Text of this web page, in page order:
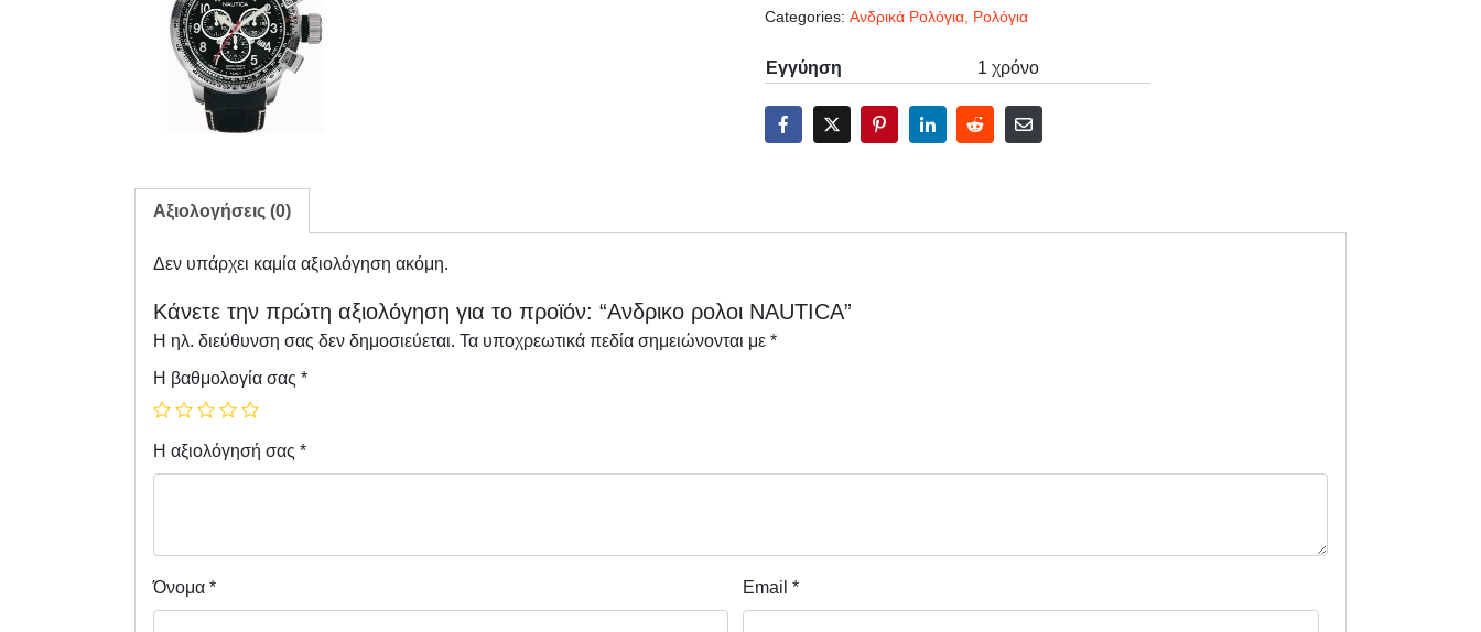
Categories: Ανδρικά Ρολόγια Ρολόγια
Εγγύηση 1 χρόνο
Αξιολογήσεις (0)
Δεν υπάρχει καμία αξιολόγηση ακόμη.
Κάνετε την πρώτη αξιολόγηση για το προϊόν: “Aνδρικο ρολοι NAUTICA”
Η ηλ. διεύθυνση σας δεν δημοσιεύεται. Τα υποχρεωτικά πεδία σημειώνονται με *
Η βαθμολογία σας *
Η αξιολόγησή σας *
Όνομα * Email*